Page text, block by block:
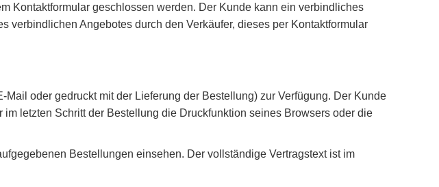
Kontaktformular geschlossen werden. Der Kunde kann ein verbindliches
verbindlichen Angebotes durch den Verkäufer, dieses per Kontaktformular
oder gedruckt mit der Lieferung der Bestellung) zur Verfügung. Der Kunde
letzten Schritt der Bestellung die Druckfunktion seines Browsers oder die
Bestellungen einsehen. Der vollständige Vertragstext ist im